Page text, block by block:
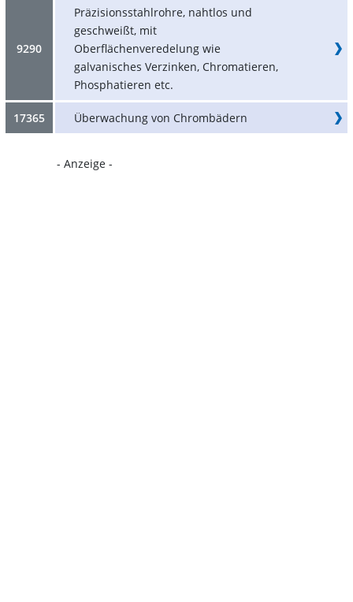
9290
Präzisionsstahlrohre, nahtlos und
geschweißt, mit
Oberflächenveredelung wie
galvanisches Verzinken, Chromatieren,
Phosphatieren etc.
17365 Überwachung von Chrombädern
- Anzeige -